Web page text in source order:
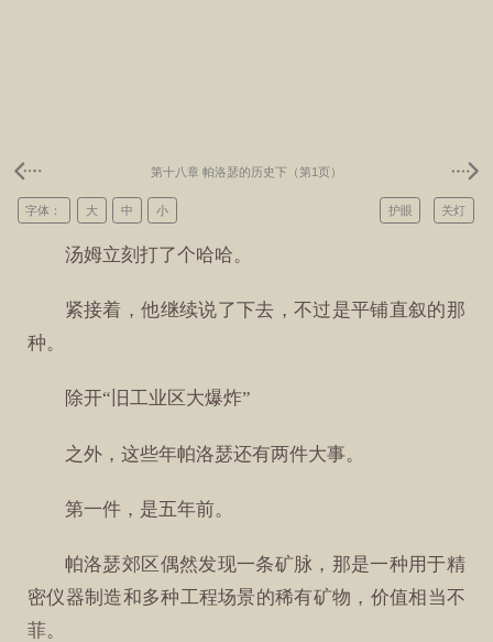
第十八章 帕洛瑟的历史下（第1页）
关灯
护眼
字体： 大 中 小
汤姆立刻打了个哈哈。
紧接着，他继续说了下去，不过是平铺直叙的那
种。
除开“旧工业区大爆炸”
之外，这些年帕洛瑟还有两件大事。
第一件，是五年前。
帕洛瑟郊区偶然发现一条矿脉，那是一种用于精
密仪器制造和多种工程场景的稀有矿物，价值相当不
菲。